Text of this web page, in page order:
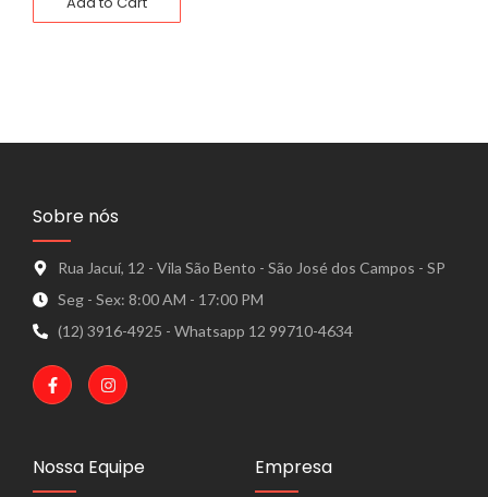
Sobre nós
Rua Jacuí, 12 - Vila São Bento - São José dos Campos - SP
Seg - Sex: 8:00 AM - 17:00 PM
(12) 3916-4925 - Whatsapp 12 99710-4634
Nossa Equipe Empresa